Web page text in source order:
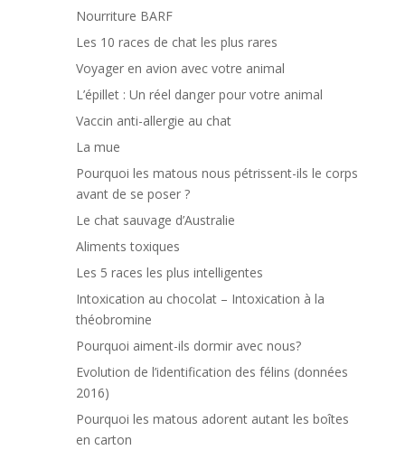
Nourriture BARF
Les 10 races de chat les plus rares
Voyager en avion avec votre animal
L’épillet : Un réel danger pour votre animal
Vaccin anti-allergie au chat
La mue
Pourquoi les matous nous pétrissent-ils le corps
avant de se poser ?
Le chat sauvage d’Australie
Aliments toxiques
Les 5 races les plus intelligentes
Intoxication au chocolat – Intoxication à la
théobromine
Pourquoi aiment-ils dormir avec nous?
Evolution de l’identification des félins (données
2016)
Pourquoi les matous adorent autant les boîtes
en carton